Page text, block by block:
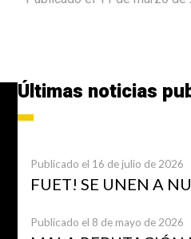
Últimas noticias
Publicado el 16 de julio de 2026
FUET! SE UNEN A
Publicado el 8 de mayo de 2026